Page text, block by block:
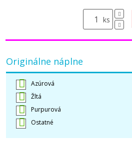
ks
Originálne náplne
Azúrová
Žltá
Purpurová
Ostatné